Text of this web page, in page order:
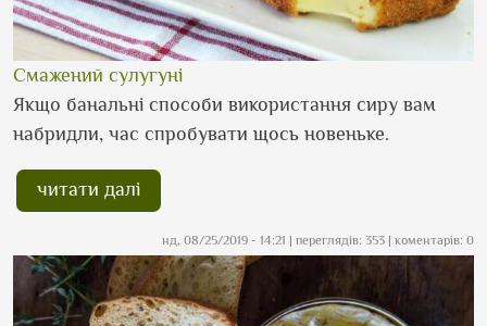
Смажений сулугуні
Якщо банальні способи використання сиру вам
набридли, час спробувати щось новеньке.
читати далі
нд, 08/25/2019 - 14:21 | переглядів: 353 | коментарів: 0